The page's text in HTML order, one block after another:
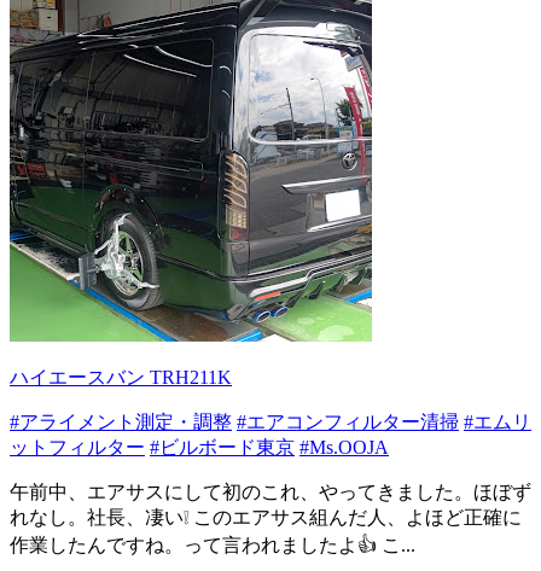
ハイエースバン TRH211K
#アライメント測定・調整 #エアコンフィルター清掃 #エムリ
ットフィルター #ビルボード東京 #Ms.OOJA
午前中、エアサスにして初のこれ、やってきました。ほぼず
れなし。社長、凄い❕ このエアサス組んだ人、よほど正確に
作業したんですね。って言われましたよ👍️ こ...